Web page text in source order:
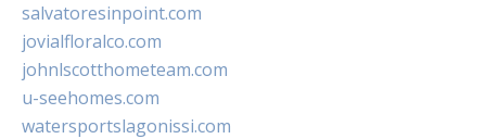
salvatoresinpoint.com
jovialfloralco.com
johnlscotthometeam.com
u-seehomes.com
watersportslagonissi.com